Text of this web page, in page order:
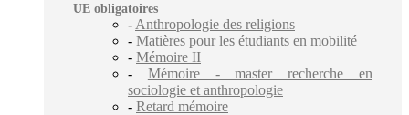
UE obligatoires
- Anthropologie des religions
- Matières pour les étudiants en mobilité
- Mémoire II
- Mémoire - master recherche en
sociologie et anthropologie
- Retard mémoire